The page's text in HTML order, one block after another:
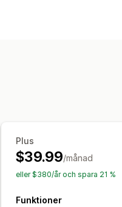
Plus
$39.99/månad
eller $380/år och spara 21 %
Funktioner